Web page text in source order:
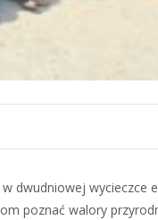
dwudniowej wycieczce
poznać walory